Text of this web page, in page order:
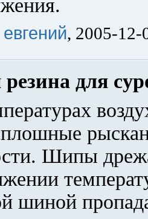
евгений, 2005-12-
для
Шипы
шиной